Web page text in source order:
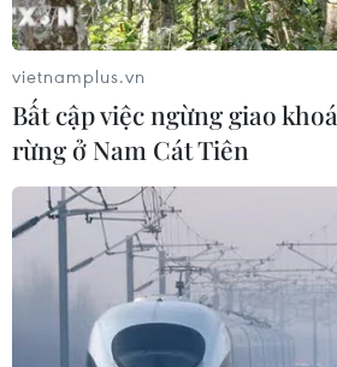
vietnamplus.vn
Bất cập việc ngừng giao
rừng ở Nam Cát Tiên